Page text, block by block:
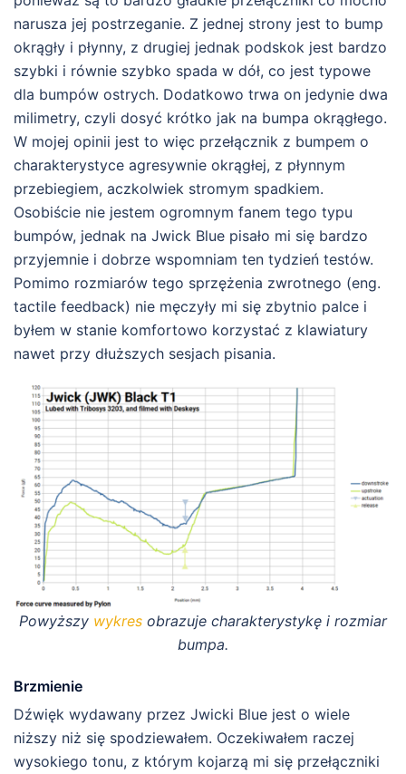
narusza jej postrzeganie. Z jednej strony jest to bump
okrągły i płynny, z drugiej jednak podskok jest bardzo
szybki i równie szybko spada w dół, co jest typowe
dla bumpów ostrych. Dodatkowo trwa on jedynie dwa
milimetry, czyli dosyć krótko jak na bumpa okrągłego.
W mojej opinii jest to więc przełącznik z bumpem o
charakterystyce agresywnie okrągłej, z płynnym
przebiegiem, aczkolwiek stromym spadkiem.
Osobiście nie jestem ogromnym fanem tego typu
bumpów, jednak na Jwick Blue pisało mi się bardzo
przyjemnie i dobrze wspomniam ten tydzień testów.
Pomimo rozmiarów tego sprzężenia zwrotnego (eng.
tactile feedback) nie męczyły mi się zbytnio palce i
byłem w stanie komfortowo korzystać z klawiatury
nawet przy dłuższych sesjach pisania.
Powyższy wykres obrazuje charakterystykę i rozmiar
bumpa.
Brzmienie
Dźwięk wydawany przez Jwicki Blue jest o wiele
niższy niż się spodziewałem. Oczekiwałem raczej
wysokiego tonu, z którym kojarzą mi się przełączniki